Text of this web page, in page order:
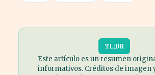
TL;DR
Este artículo es un resumen
informativos. Créditos de imagen